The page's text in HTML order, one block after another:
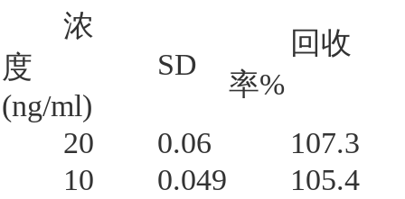
浓
度
(ng/ml)
SD
回收
率%
20
0.06
107.3
10
0.049
105.4